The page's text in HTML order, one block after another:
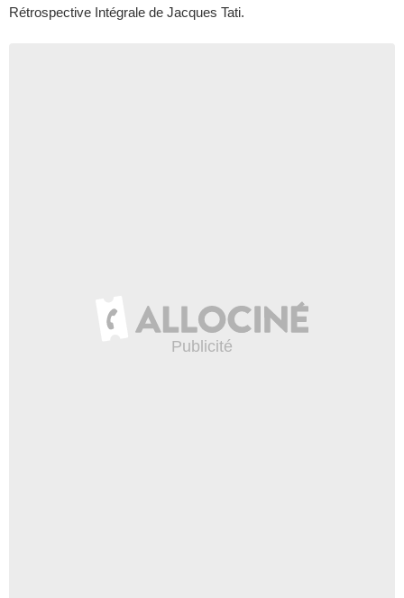
Rétrospective Intégrale de Jacques Tati.